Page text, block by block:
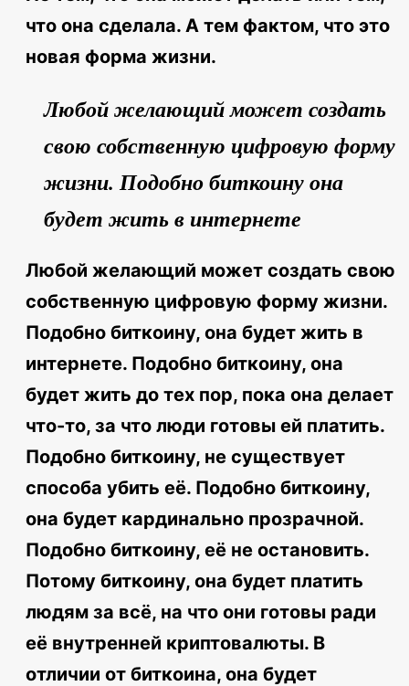
что она сделала. А тем фактом, что это
новая форма жизни.
Любой желающий может создать
свою собственную цифровую форму
жизни. Подобно биткоину она
будет жить в интернете
Любой желающий может создать свою
собственную цифровую форму жизни.
Подобно биткоину, она будет жить в
интернете. Подобно биткоину, она
будет жить до тех пор, пока она делает
что-то, за что люди готовы ей платить.
Подобно биткоину, не существует
способа убить её. Подобно биткоину,
она будет кардинально прозрачной.
Подобно биткоину, её не остановить.
Потому биткоину, она будет платить
людям за всё, на что они готовы ради
её внутренней криптовалюты. В
отличии от биткоина, она будет